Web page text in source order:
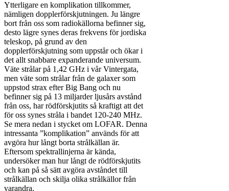
Ytterligare en komplikation tillkommer,
nämligen dopplerförskjutningen. Ju längre
bort från oss som radiokällorna befinner sig,
desto lägre synes deras frekvens för jordiska
teleskop, på grund av den
dopplerförskjutning som uppstår och ökar i
det allt snabbare expanderande universum.
Väte strålar på 1,42 GHz i vår Vintergata,
men väte som strålar från de galaxer som
uppstod strax efter Big Bang och nu
befinner sig på 13 miljarder ljusårs avstånd
från oss, har rödförskjutits så kraftigt att det
för oss synes stråla i bandet 120-240 MHz.
Se mera nedan i stycket om LOFAR. Denna
intressanta ”komplikation” används för att
avgöra hur långt borta strålkällan är.
Eftersom spektrallinjerna är kända,
undersöker man hur långt de rödförskjutits
och kan på så sätt avgöra avståndet till
strålkällan och skilja olika strålkällor från
varandra.